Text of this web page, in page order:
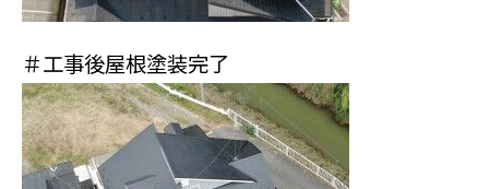
＃工事後屋根塗装完了